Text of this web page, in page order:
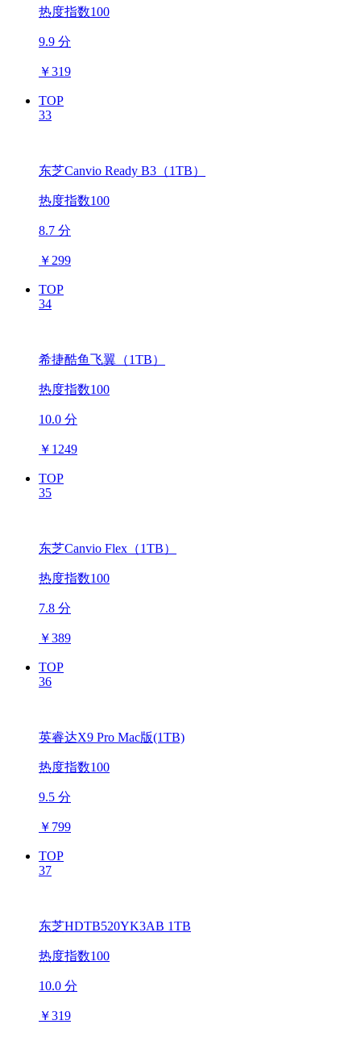
热度指数100
9.9 分
￥319
TOP
33
东芝Canvio Ready B3（1TB）
热度指数100
8.7 分
￥ 299
TOP
34
希捷酷鱼飞翼（1TB）
热度指数100
10.0 分
￥ 1249
TOP
35
东芝Canvio Flex（1TB）
热度指数100
7.8 分
￥389
TOP
36
英睿达X9 Pro Mac版(1TB)
热度指数100
9.5 分
￥ 799
TOP
37
东芝HDTB520YK3AB 1TB
热度指数100
10.0 分
￥319